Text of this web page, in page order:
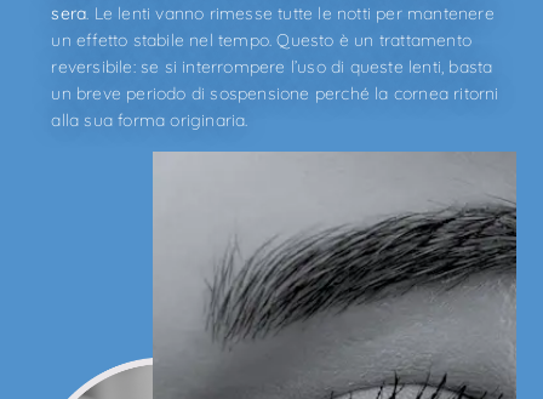
sera. Le lenti vanno rimesse tutte le notti per mantenere
un effetto stabile nel tempo. Questo è un trattamento
reversibile: se si interrompere l’uso di queste lenti, basta
un breve periodo di sospensione perché la cornea ritorni
alla sua forma originaria.